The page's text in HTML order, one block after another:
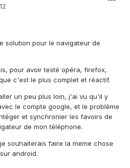
solution pour le navigateur de
pour avoir testé opéra, firefox,
c'est le plus complet et réactif.
un peu plus loin, j'ai vu qu'il y
le compte google, et le problème
et synchronier les favoirs de
de mon téléphone.
souhaiterais faire la meme chose
android.